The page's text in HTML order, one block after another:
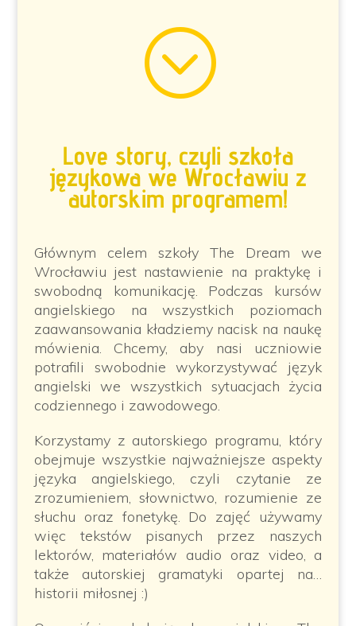
;
Love story, czyli szkoła
językowa we Wrocławiu z
autorskim programem!
Głównym celem szkoły The Dream we
Wrocławiu jest nastawienie na praktykę i
swobodną komunikację. Podczas kursów
angielskiego na wszystkich poziomach
zaawansowania kładziemy nacisk na naukę
mówienia. Chcemy, aby nasi uczniowie
potrafili swobodnie wykorzystywać język
angielski we wszystkich sytuacjach życia
codziennego i zawodowego.
Korzystamy z autorskiego programu, który
obejmuje wszystkie najważniejsze aspekty
języka angielskiego, czyli czytanie ze
zrozumieniem, słownictwo, rozumienie ze
słuchu oraz fonetykę. Do zajęć używamy
więc tekstów pisanych przez naszych
lektorów, materiałów audio oraz video, a
także autorskiej gramatyki opartej na…
historii miłosnej :)